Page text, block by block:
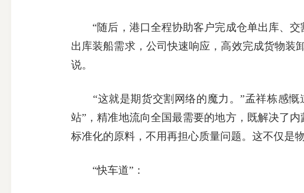
“随后，港口全程协助客户完成仓单出库、交
出库装船需求，公司快速响应，高效完成货物装
说。
“这就是期货交割网络的魔力。”孟祥栋感慨
站”，精准地流向全国最需要的地方，既解决了
标准化的原料，不用再担心质量问题。这不仅是
“快车道”：